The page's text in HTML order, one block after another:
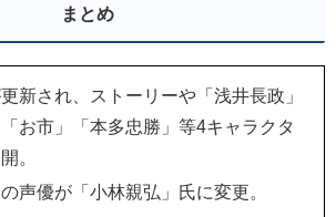
まとめ
新され、ストーリーや「浅井長政」
「お市」「本多忠勝」等4キャラクタ
。
の声優が「小林親弘」氏に変更。